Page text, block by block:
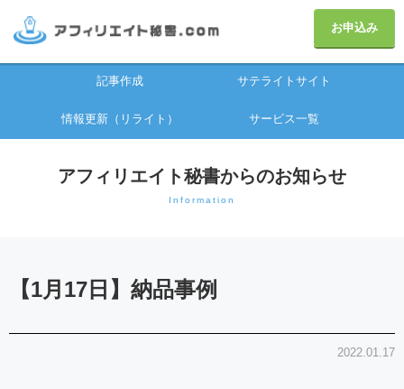
お申込み
記事作成 サテライトサイト
情報更新（リライト） サービス一覧
アフィリエイト秘書からのお知らせ
Information
【1月17日】納品事例
2022.01.17